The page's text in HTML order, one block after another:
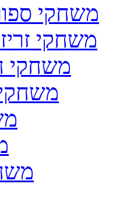
משחקי
משחקי
משחקי